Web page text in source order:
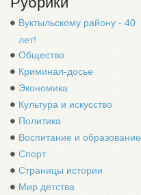
Вуктыльскому району - 40
лет!
Общество
Криминал-досье
Экономика
Культура и искусство
Политика
Воспитание и образование
Спорт
Страницы истории
Мир детства